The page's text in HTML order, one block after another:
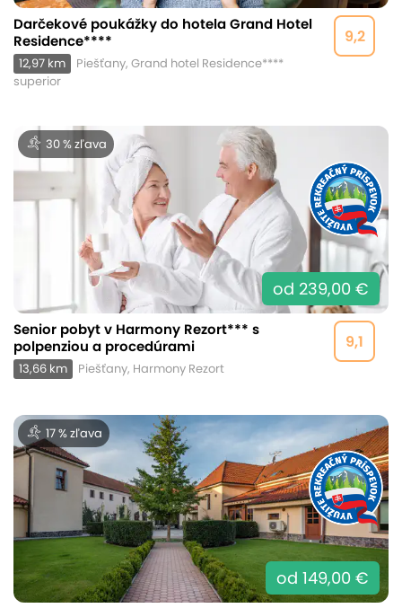
9,2
Darčekové poukážky do hotela Grand Hotel
Residence****
12,97 km
Piešťany, Grand hotel Residence****
superior
30 % zľava
od 239,00 €
9,1
Senior pobyt v Harmony Rezort*** s
polpenziou a procedúrami
13,66 km Piešťany, Harmony Rezort
17 % zľava
od 149,00 €